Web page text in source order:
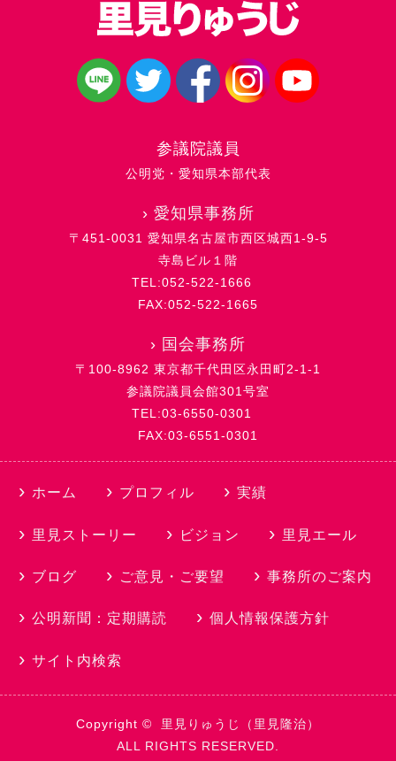
参議院議員
公明党・愛知県本部代表
› 愛知県事務所
〒451-0031 愛知県名古屋市西区城西1-9-5
寺島ビル１階
TEL:052-522-1666
FAX:052-522-1665
› 国会事務所
〒100-8962 東京都千代田区永田町2-1-1
参議院議員会館301号室
TEL:03-6550-0301
FAX:03-6551-0301
ホーム プロフィル 実績
里見ストーリー ビジョン 里見エール
ブログ ご意見・ご要望 事務所のご案内
公明新聞：定期購読 個人情報保護方針
サイト内検索
Copyright © 里見りゅうじ（里見隆治）
ALL RIGHTS RESERVED.